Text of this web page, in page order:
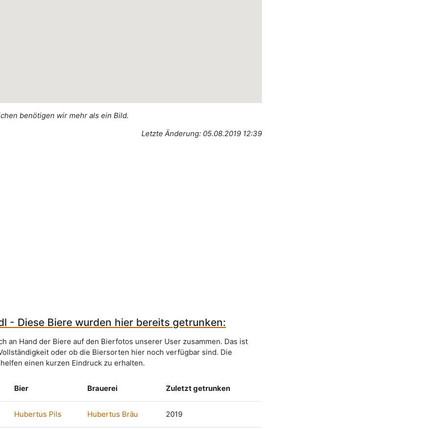
benötigen wir mehr als ein Bild.
Letzte Änderung: 05.08.2019 12:39
- Diese Biere wurden hier bereits getrunken:
an Hand der Biere auf den Bierfotos unserer User zusammen. Das ist
oder ob die Biersorten hier noch verfügbar sind. Die
einen kurzen Eindruck zu erhalten.
Bier Brauerei Zuletzt getrunken
Hubertus Pils Hubertus Bräu 2019